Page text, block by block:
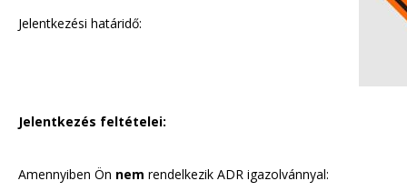
Jelentkezési határidő:
Jelentkezés feltételei:
Amennyiben Ön nem rendelkezik ADR igazolvánnyal: